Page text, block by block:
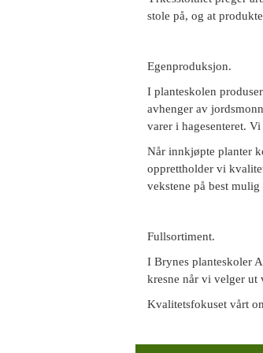
stole på, og at
Egenproduksjon.
I planteskolen
avhenger av
varer i hagesenteret.
Når innkjøpte planter
opprettholder vi
vekstene på best mulig
Fullsortiment.
I Brynes planteskoler
kresne når vi velger ut
Kvalitetsfokuset vårt